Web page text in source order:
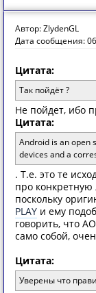
Автор: ZlydenGL
Дата сообщения:
Цитата:
Так пойдёт ?
Не пойдет, ибо
Цитата:
Android is an open
devices and a
. Т.е. это те
про
поскольку
PLAY и ему
говорить, что
само собой,
Цитата:
Уверены что